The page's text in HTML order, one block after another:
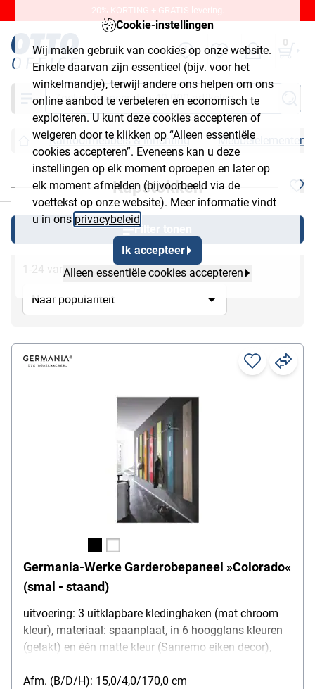
Cookie-instellingen
Wij maken gebruik van cookies op onze website.
Enkele daarvan zijn essentieel (bijv. voor het
winkelmandje), terwijl andere ons helpen om ons
online aanbod te verbeteren en economisch te
exploiteren. U kunt deze cookies accepteren of
weigeren door te klikken op “Alleen essentiële
cookies accepteren”. Eveneens kan u deze
instellingen op elk moment oproepen en later op
elk moment afmelden (bijvoorbeeld via de
voettekst op onze website). Meer informatie vindt
u in ons privacybeleid
Ik accepteer
Alleen essentiële cookies accepteren
20% KORTING + GRATIS levering.
0
Zoeken
Kantoormeubels & inrichting Meubelelementen
Kapstokken
Filter tonen
1-24 van 46
Germania-Werke Garderobepaneel »Colorado«
(smal - staand)
uitvoering: 3 uitklapbare kledinghaken (mat chroom
kleur), materiaal: spaanplaat, in 6 hoogglans kleuren
(gelakt) en één matte kleur (Sanremo eiken decor),
levering niet gemonteerd
Afm. (B/D/H): 15,0/4,0/170,0 cm